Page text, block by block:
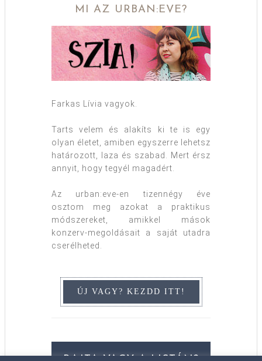
MI AZ URBAN:EVE?
Farkas Lívia vagyok.
Tarts velem és alakíts ki te is egy
olyan életet, amiben egyszerre lehetsz
határozott, laza és szabad. Mert érsz
annyit, hogy tegyél magadért.
Az urban:eve-en tizennégy éve
osztom meg azokat a praktikus
módszereket, amikkel mások
konzerv-megoldásait a saját utadra
cserélheted.